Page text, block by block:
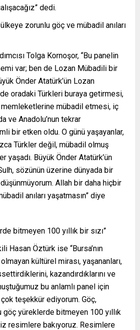
dedi.
zorunlu göç ve mübadil anıları
Tolga Kornoşor, “Bu panelin
var; ben de Lozan Mübadili bir
Önder Atatürk’ün Lozan
oradaki Türkleri buraya getirmesi,
memleketlerine mübadil etmesi, iç
ve Anadolu’nun tekrar
bir etken oldu. O günü yaşayanlar,
Türkler değil, mübadil olmuş
yaşadı. Büyük Önder Atatürk’ün
sözünün üzerine dünyada bir
Allah bir daha hiçbir
anıları yaşatmasın” diye
bitmeyen 100 yıllık bir sızı”
Hasan Öztürk ise “Bursa’nın
kültürel mirası, yaşananları,
kazandırdıklarını ve
bu anlamlı panel için
teşekkür ediyorum. Göç,
yüreklerde bitmeyen 100 yıllık
resimlere bakıyoruz. Resimlere